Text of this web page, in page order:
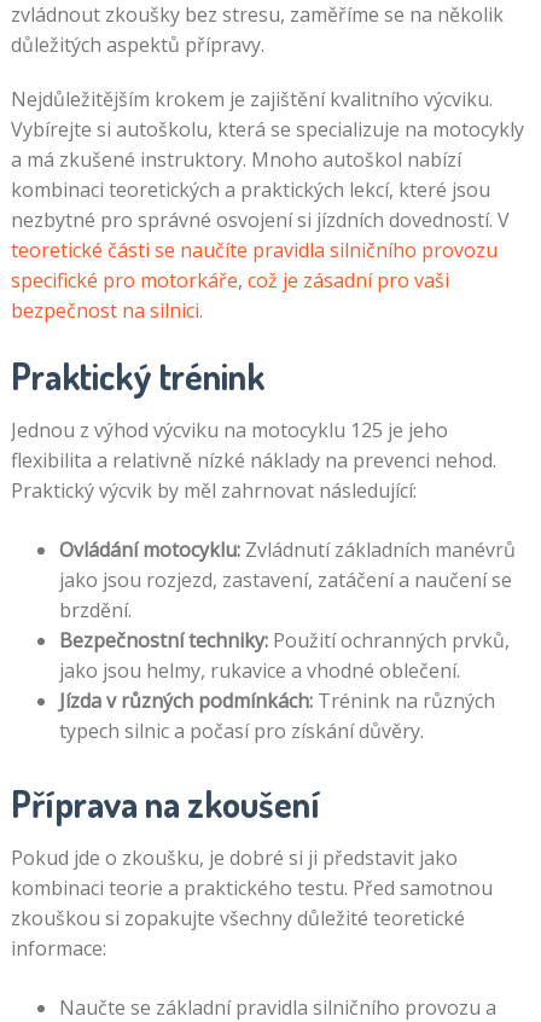
zvládnout zkoušky bez stresu, zaměříme se na několik
důležitých aspektů přípravy.
Nejdůležitějším krokem je zajištění kvalitního výcviku.
Vybírejte si autoškolu, která se specializuje na motocykly
a má zkušené instruktory. Mnoho autoškol nabízí
kombinaci teoretických a praktických lekcí, které jsou
nezbytné pro správné osvojení si jízdních dovedností. V
teoretické části se naučíte pravidla silničního provozu
specifické pro motorkáře, což je zásadní pro vaši
bezpečnost na silnici.
Praktický trénink
Jednou z výhod výcviku na motocyklu 125 je jeho
flexibilita a relativně nízké náklady na prevenci nehod.
Praktický výcvik by měl zahrnovat následující:
Ovládání motocyklu:Zvládnutí základních manévrů
jako jsou rozjezd, zastavení, zatáčení a naučení se
brzdění.
Bezpečnostní techniky:Použití ochranných prvků,
jako jsou helmy, rukavice a vhodné oblečení.
Jízda v různých podmínkách:Trénink na různých
typech silnic a počasí pro získání důvěry.
Příprava na zkoušení
Pokud jde o zkoušku, je dobré si ji představit jako
kombinaci teorie a praktického testu. Před samotnou
zkouškou si zopakujte všechny důležité teoretické
informace:
Naučte se základní pravidla silničního provozu a